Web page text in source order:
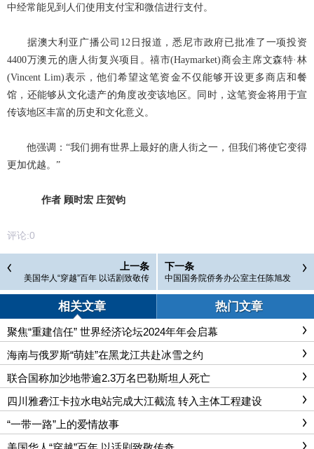
中经常能见到人们使用支付宝和微信进行支付。
据澳大利亚广播公司12日报道，悉尼市政府已批准了一项投资
4400万澳元的唐人街复兴项目。禧市(Haymarket)商会主席文森特·林
(Vincent Lim)表示，他们希望这笔资金不仅能够开设更多商店和餐
馆，还能够从文化遗产的角度改变该地区。同时，这笔资金将用于宣
传该地区丰富的历史和文化意义。
他强调：“我们拥有世界上最好的唐人街之一，但我们将使它变得
更加优越。”
作者 顾时宏 庄贺钧
评论:0
上一条
美国华人“穿越”百年 以话剧致敬传
奇
下一条
中国国务院侨务办公室主任陈旭发
表新春贺词
相关文章 热门文章
聚焦“重建信任” 世界经济论坛2024年年会启幕
海南与俄罗斯“萌娃”在黑龙江共赴冰雪之约
联合国称加沙地带逾2.3万名巴勒斯坦人死亡
四川雅砻江卡拉水电站完成大江截流 转入主体工程建设
“一带一路”上的爱情故事